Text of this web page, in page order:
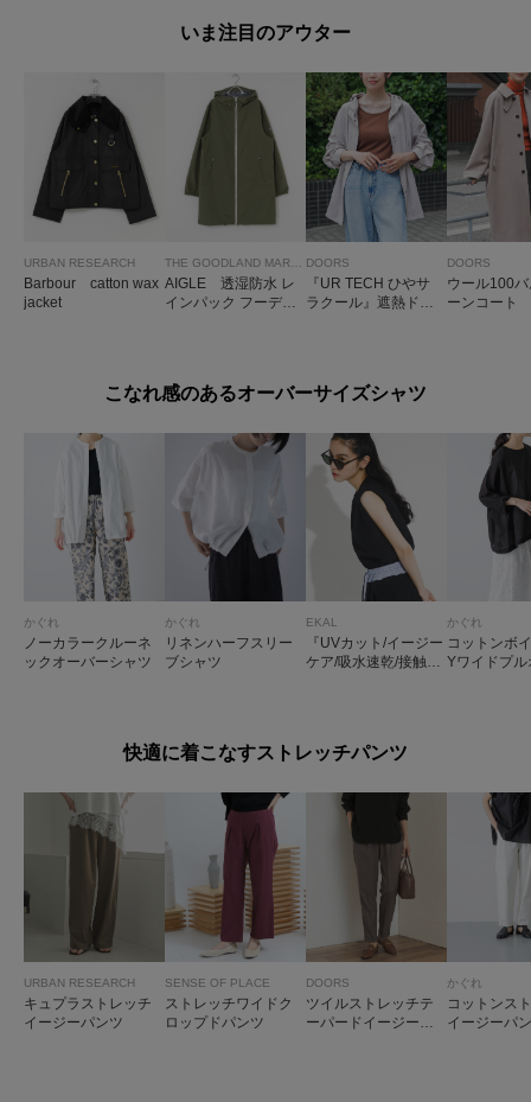
いま注目のアウター
URBAN RESEARCH
Barbour catton wax
jacket
AIGLE 透湿防水 レ
インパック フーデッ
DOORS
『UR TECH ひやサ
ラクール』遮熱ドロ
DOORS
ウール100
ーンコート
こなれ感のあるオーバーサイズシャツ
かぐれ
ノーカラークルーネ
ックオーバーシャツ
かぐれ
リネンハーフスリー
ブシャツ
EKAL
『UVカット/イージー
ケア/吸水速乾/接触冷
かぐれ
コットンボ
Yワイドプ
快適に着こなすストレッチパンツ
URBAN RESEARCH
キュプラストレッチ
イージーパンツ
SENSE OF PLACE
ストレッチワイドク
ロップドパンツ
DOORS
ツイルストレッチテ
ーパードイージーパ
かぐれ
コットンス
イージーパ